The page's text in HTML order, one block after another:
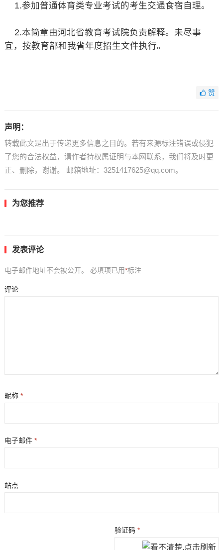
1.参加普通体育类专业考试的考生交通食宿自理。
2.本简章由河北省教育考试院负责解释。未尽事
宜，按教育部和我省年度招生文件执行。
赞
声明：
转载此文是出于传递更多信息之目的。若有来源标注错误或侵犯
了您的合法权益，请作者持权属证明与本网联系，我们将及时更
正、删除，谢谢。 邮箱地址：3251417625@qq.com。
为您推荐
发表评论
电子邮件地址不会被公开。 必填项已用*标注
评论
昵称 *
电子邮件 *
站点
验证码*